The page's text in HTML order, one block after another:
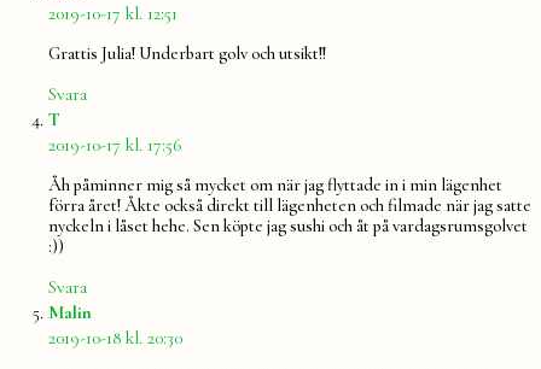
2019-10-17 kl. 12:51
Grattis Julia! Underbart golv och utsikt!!
Svara
T
2019-10-17 kl. 17:56
Åh påminner mig så mycket om när jag flyttade in i min lägenhet
förra året! Åkte också direkt till lägenheten och filmade när jag satte
nyckeln i låset hehe. Sen köpte jag sushi och åt på vardagsrumsgolvet
:))
Svara
Malin
2019-10-18 kl. 20:30